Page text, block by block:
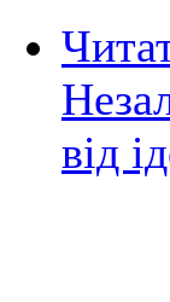
від